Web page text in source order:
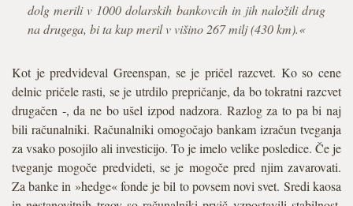
dolg merili v 1000 dolarskih bankovcih in jih naložili drug
na drugega, bi ta kup meril v višino 267 milj (430 km).«
Kot je predvideval Greenspan, se je pričel razcvet. Ko so cene
delnic pričele rasti, se je utrdilo prepričanje, da bo tokratni razcvet
drugačen -, da ne bo ušel izpod nadzora. Razlog za to pa bi naj
bili računalniki. Računalniki omogočajo bankam izračun tveganja
za vsako posojilo ali investicijo. To je imelo velike posledice. Če je
tveganje mogoče predvideti, se je mogoče pred njim zavarovati.
Za banke in »hedge« fonde je bil to povsem novi svet. Sredi kaosa